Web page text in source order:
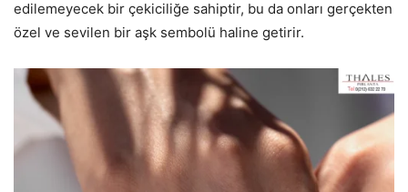
edilemeyecek bir çekiciliğe sahiptir, bu da onları gerçekten
özel ve sevilen bir aşk sembolü haline getirir.